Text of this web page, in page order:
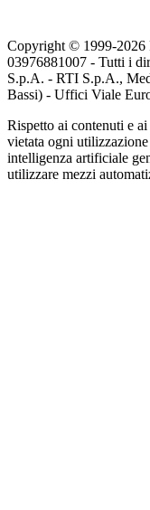
Copyright © 1999-2026
03976881007 - Tutti i
S.p.A. - RTI S.p.A.,
Bassi) - Uffici Viale
Rispetto ai contenuti e
vietata ogni
intelligenza artificiale
utilizzare mezzi